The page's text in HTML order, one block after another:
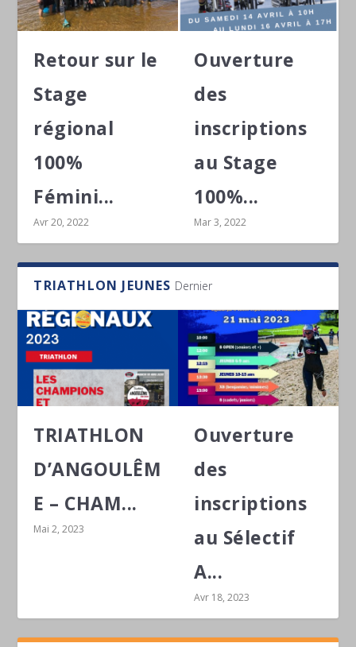
Retour sur le
Stage
régional
100%
Fémini...
Avr 20, 2022
Ouverture
des
inscriptions
au Stage
100%...
Mar 3, 2022
TRIATHLON JEUNES Dernier
TRIATHLON
D’ANGOULÊM
E – CHAM...
Mai 2, 2023
Ouverture
des
inscriptions
au Sélectif
A...
Avr 18, 2023